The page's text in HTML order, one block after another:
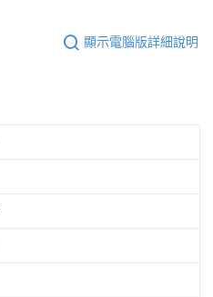
顯示電腦版詳細說明